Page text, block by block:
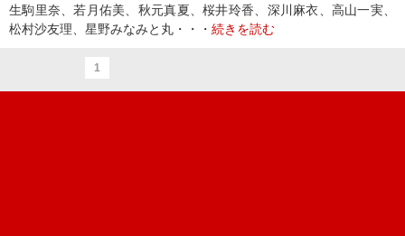
生駒里奈、若月佑美、秋元真夏、桜井玲香、深川麻衣、高山一実、
松村沙友理、星野みなみと丸・・・ 続きを読む
1